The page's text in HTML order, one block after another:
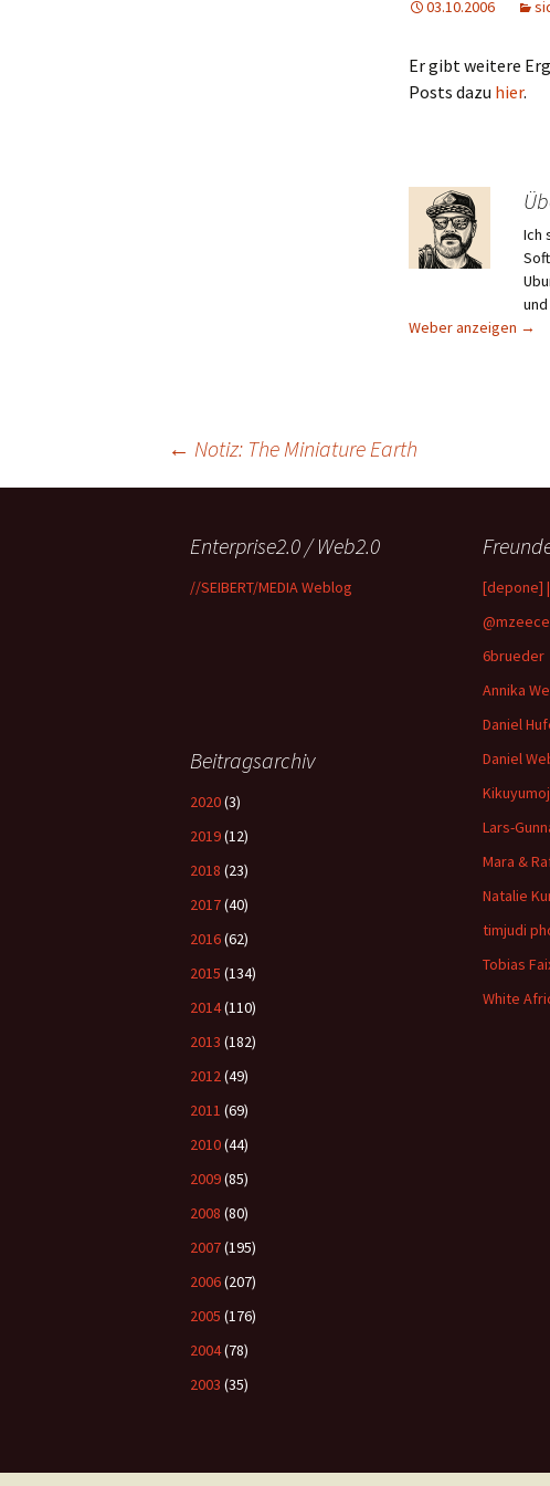
03.10.2006
Er gibt weitere
Posts dazu hier.
Ich
Weber anzeigen →
Beitragsnavigation
← Notiz: The Miniature Earth
Enterprise2.0 / Web2.0
//SEIBERT/MEDIA Weblog
[depone]
6brueder
Annika
Daniel
Daniel
Lars-
Mara &
Natalie
timjudi
Tobias
White
Beitragsarchiv
2020(3)
2019(12)
2018 (23)
2017(40)
2016(62)
2015 (134)
2014(110)
2013 (182)
2012(49)
2011 (69)
2010(44)
2009(85)
2008 (80)
2007(195)
2006(207)
2005 (176)
2004(78)
2003 (35)